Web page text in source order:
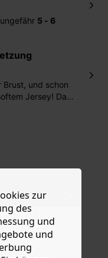
5 - 6
von unter 60
nach Erhalt der
Brust, und schon
Jersey! Das
zum Schutz der
oder
zur
des
und
und